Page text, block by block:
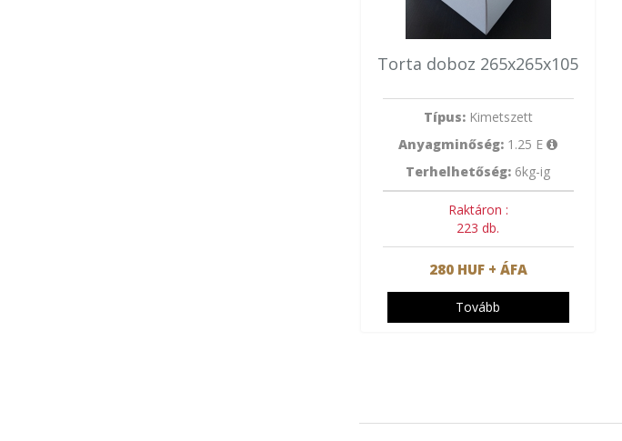
Torta doboz 265x265x105
Típus:Kimetszett
Anyagminőség: 1.25 E
Terhelhetőség: 6kg-ig
Raktáron :
223 db.
280 HUF + ÁFA
Tovább